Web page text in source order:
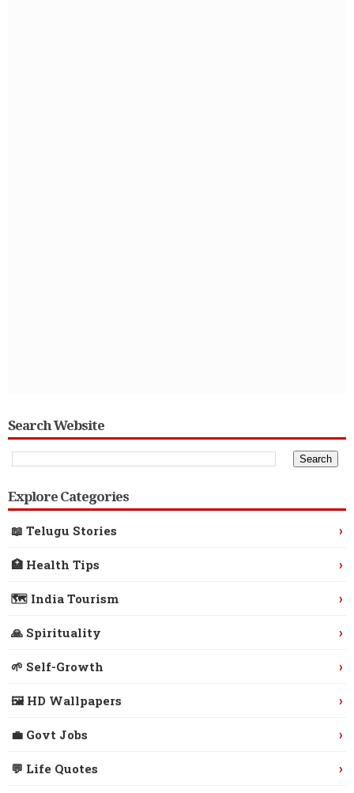
Search Website
Explore Categories
📖 Telugu Stories ›
🏥 Health Tips ›
🗺️ India Tourism ›
🙏 Spirituality ›
🌱 Self-Growth ›
🖼️ HD Wallpapers ›
💼 Govt Jobs ›
💬 Life Quotes ›